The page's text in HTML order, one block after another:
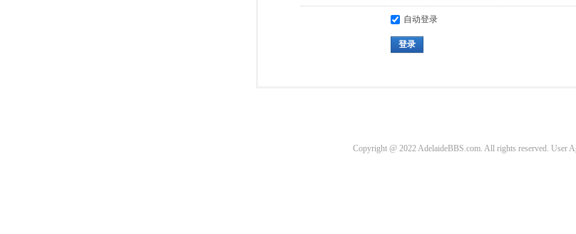
自动登录
登录
Copyright @ 2022 AdelaideBBS.com. All rights reserved. User